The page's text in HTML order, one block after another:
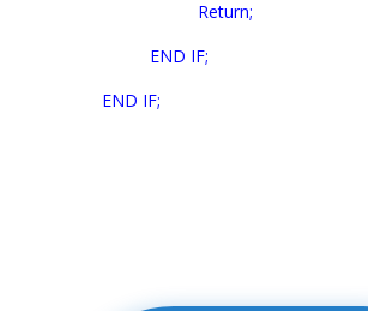
Return;
END IF;
END IF;